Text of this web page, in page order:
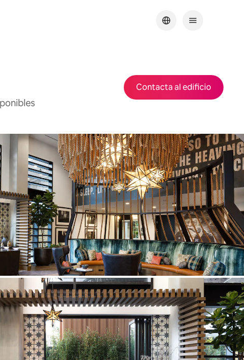
Contacta al edificio